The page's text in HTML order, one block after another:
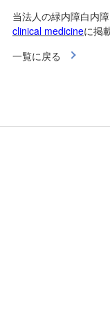
当法人の緑内障白内
clinical medicineに掲
一覧に戻る